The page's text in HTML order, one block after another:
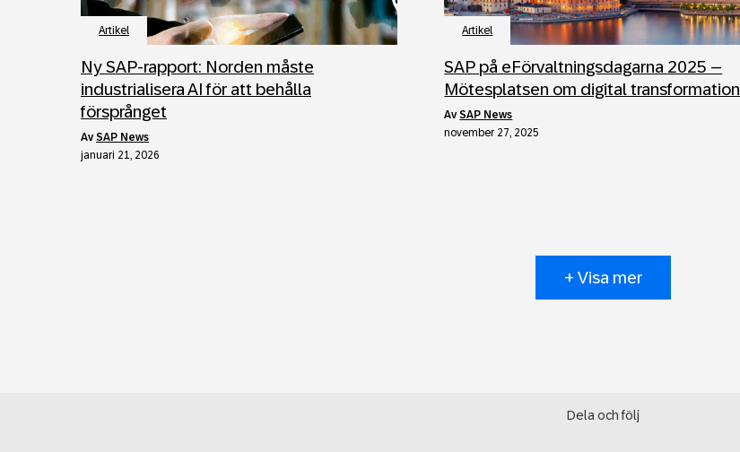
Artikel
Ny SAP-rapport: Norden måste
industrialisera AI för att behålla
försprånget
avSAP News
januari 21, 2026
Artikel
SAP på eFörvaltningsdagarna 2025 –
Mötesplatsen om digital transformation
avSAP News
november 27, 2025
+ Visa mer
Dela och följ